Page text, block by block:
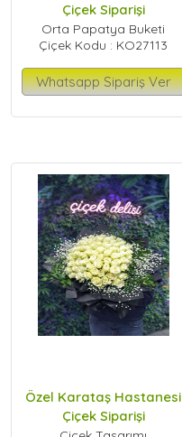
Çiçek Siparişi
Orta Papatya Buketi
Çiçek Kodu : KO27113
Whatsapp Sipariş Ver
Özel Karataş Hastanesi
Çiçek Siparişi